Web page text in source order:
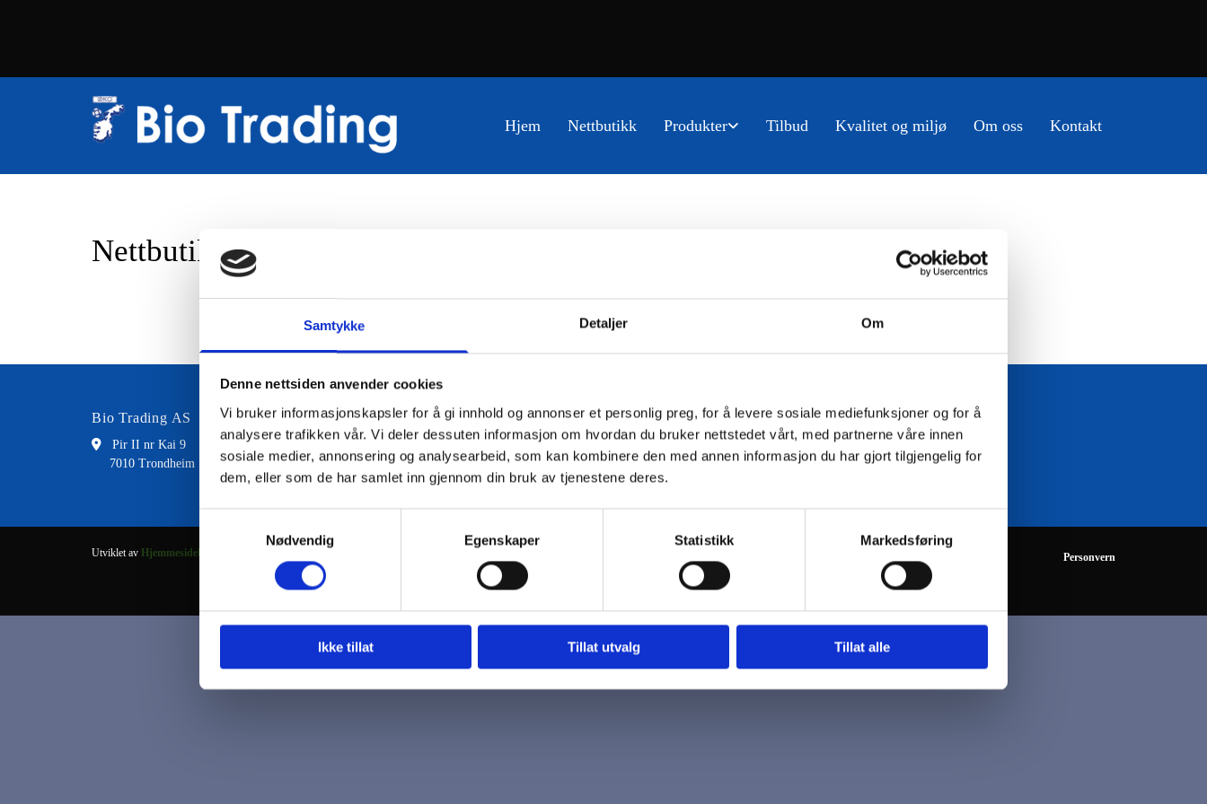
Samtykke Detaljer Om
Denne nettsiden anvender cookies
Vi bruker informasjonskapsler for å gi innhold og annonser et personlig preg, for å levere sosiale mediefunksjoner og for å
analysere trafikken vår. Vi deler dessuten informasjon om hvordan du bruker nettstedet vårt, med partnerne våre innen
sosiale medier, annonsering og analysearbeid, som kan kombinere den med annen informasjon du har gjort tilgjengelig for
dem, eller som de har samlet inn gjennom din bruk av tjenestene deres.
Nødvendig
Egenskaper Statistikk Markedsføring
Ikke tillat Tillat utvalg Tillat alle
Hjem Nettbutikk Produkter Tilbud Kvalitet og miljø Om oss Kontakt
Nettbutikk
Bio Trading AS
 Pir II nr Kai 9
7010 Trondheim
Kontakt oss
 frank@biotrading.no
Åpningstider
Utviklet av Hjemmesidehuset Personvern